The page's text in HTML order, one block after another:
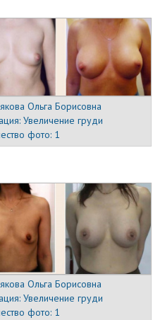
Ольга Борисовна
Увеличение груди
фото: 1
Ольга Борисовна
Увеличение груди
фото: 1